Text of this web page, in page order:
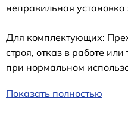
неправильная установка
Для комплектующих:
строя, отказ в работе
при нормальном
Показать полностью